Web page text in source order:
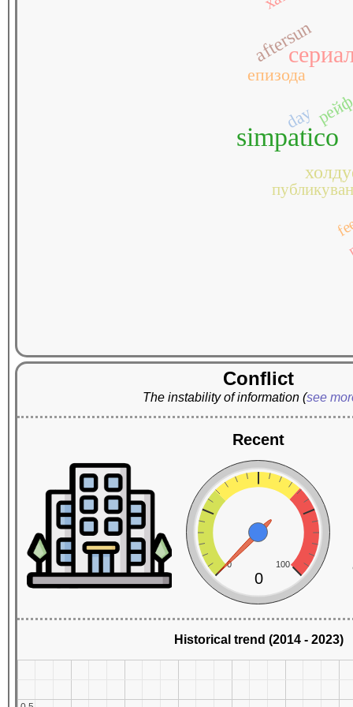
simpatico
aftersun
day
епизода
рейф
публикуван
Conflict
The instability of information (see
Recent
0 100
0
Historical trend (2014 - 2023)